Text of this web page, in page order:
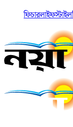
ফিচারলাইফস্টাইল